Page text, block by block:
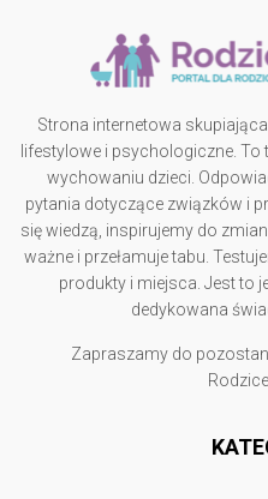
Strona internetowa
lifestylowe i psychologiczne.
wychowaniu dzieci.
pytania dotyczące związków i
się wiedzą, inspirujemy do
ważne i przełamuje tabu.
produkty i miejsca. Jest to
dedykowana
Zapraszamy do